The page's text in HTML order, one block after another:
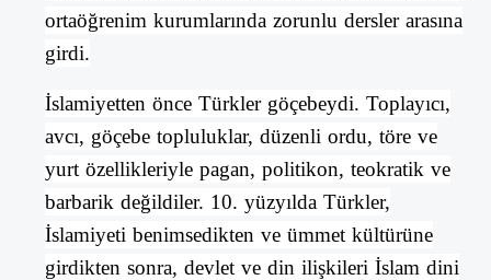
ortaöğrenim kurumlarında zorunlu dersler arasına
girdi.
İslamiyetten önce Türkler göçebeydi. Toplayıcı,
avcı, göçebe topluluklar, düzenli ordu, töre ve
yurt özellikleriyle pagan, politikon, teokratik ve
barbarik değildiler. 10. yüzyılda Türkler,
İslamiyeti benimsedikten ve ümmet kültürüne
girdikten sonra, devlet ve din ilişkileri İslam dini